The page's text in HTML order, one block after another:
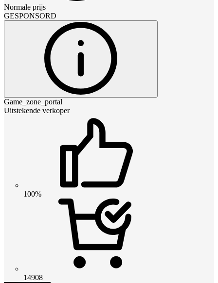
Normale prijs
GESPONSORD
Game_zone_portal
Uitstekende verkoper
100%
14908